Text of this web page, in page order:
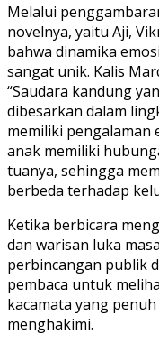
Melalui
novelnya, yaitu Aji,
bahwa dinamika
sangat unik. Kalis
“Saudara kandung
dibesarkan dalam
memiliki pengalaman
anak memiliki
tuanya, sehingga
berbeda terhadap
​Ketika berbicara
dan warisan luka
perbincangan publik
pembaca untuk
kacamata yang
menghakimi.